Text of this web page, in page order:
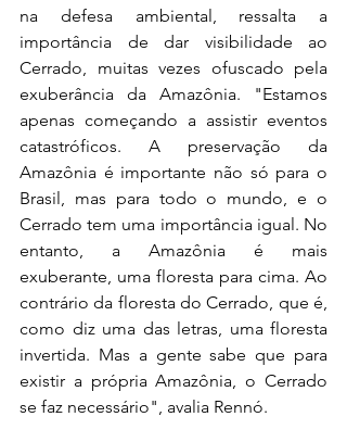
na defesa ambiental, ressalta a
importância de dar visibilidade ao
Cerrado, muitas vezes ofuscado pela
exuberância da Amazônia. "Estamos
apenas começando a assistir eventos
catastróficos. A preservação da
Amazônia é importante não só para o
Brasil, mas para todo o mundo, e o
Cerrado tem uma importância igual. No
entanto, a Amazônia é mais
exuberante, uma floresta para cima. Ao
contrário da floresta do Cerrado, que é,
como diz uma das letras, uma floresta
invertida. Mas a gente sabe que para
existir a própria Amazônia, o Cerrado
se faz necessário", avalia Rennó.